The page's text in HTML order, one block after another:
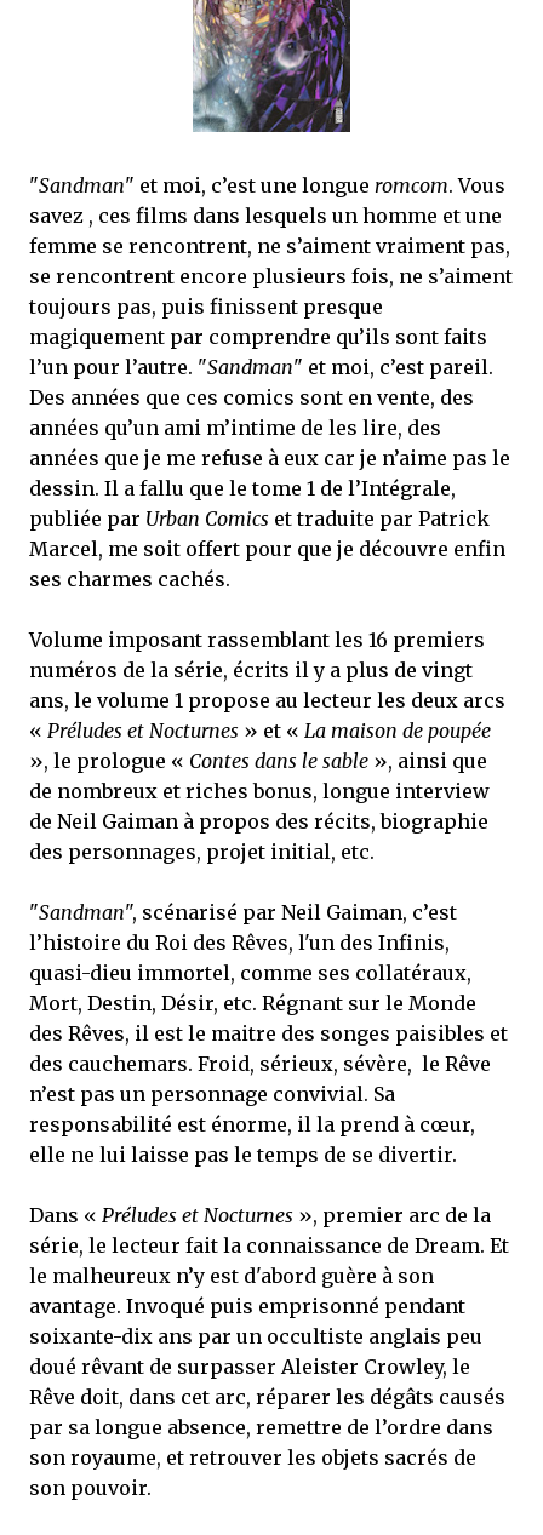
mettre sous tous les yeux. C'est cela...
"Sandman" et moi, c’est une longue romcom. Vous
savez , ces films dans lesquels un homme et une
femme se rencontrent, ne s’aiment vraiment pas,
se rencontrent encore plusieurs fois, ne s’aiment
toujours pas, puis finissent presque
magiquement par comprendre qu’ils sont faits
l’un pour l’autre. "Sandman" et moi, c’est pareil.
Des années que ces comics sont en vente, des
années qu’un ami m’intime de les lire, des
années que je me refuse à eux car je n’aime pas le
dessin. Il a fallu que le tome 1 de l’Intégrale,
publiée par Urban Comics et traduite par Patrick
Marcel, me soit offert pour que je découvre enfin
ses charmes cachés.
Volume imposant rassemblant les 16 premiers
numéros de la série, écrits il y a plus de vingt
ans, le volume 1 propose au lecteur les deux arcs
« Préludes et Nocturnes » et « La maison de poupée
», le prologue « Contes dans le sable », ainsi que
de nombreux et riches bonus, longue interview
de Neil Gaiman à propos des récits, biographie
des personnages, projet initial, etc.
"Sandman", scénarisé par Neil Gaiman, c’est
l’histoire du Roi des Rêves, l'un des Infinis,
quasi-dieu immortel, comme ses collatéraux,
Mort, Destin, Désir, etc. Régnant sur le Monde
des Rêves, il est le maitre des songes paisibles et
des cauchemars. Froid, sérieux, sévère, le Rêve
n’est pas un personnage convivial. Sa
responsabilité est énorme, il la prend à cœur,
elle ne lui laisse pas le temps de se divertir.
Dans « Préludes et Nocturnes », premier arc de la
série, le lecteur fait la connaissance de Dream. Et
le malheureux n’y est d'abord guère à son
avantage. Invoqué puis emprisonné pendant
soixante-dix ans par un occultiste anglais peu
doué rêvant de surpasser Aleister Crowley, le
Rêve doit, dans cet arc, réparer les dégâts causés
par sa longue absence, remettre de l’ordre dans
son royaume, et retrouver les objets sacrés de
son pouvoir.